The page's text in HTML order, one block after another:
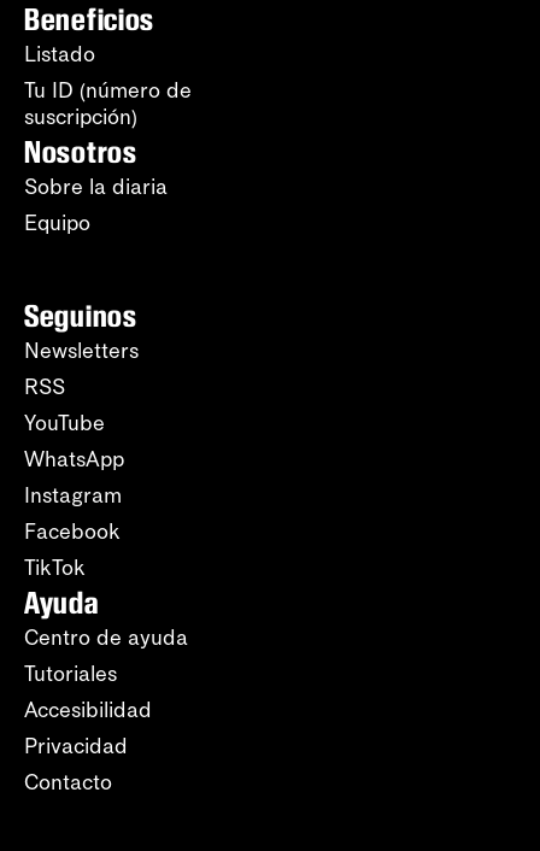
Beneficios
Listado
Tu ID (número de
suscripción)
Nosotros
Sobre la diaria
Equipo
Seguinos
Newsletters
RSS
YouTube
WhatsApp
Instagram
Facebook
TikTok
Ayuda
Centro de ayuda
Tutoriales
Accesibilidad
Privacidad
Contacto